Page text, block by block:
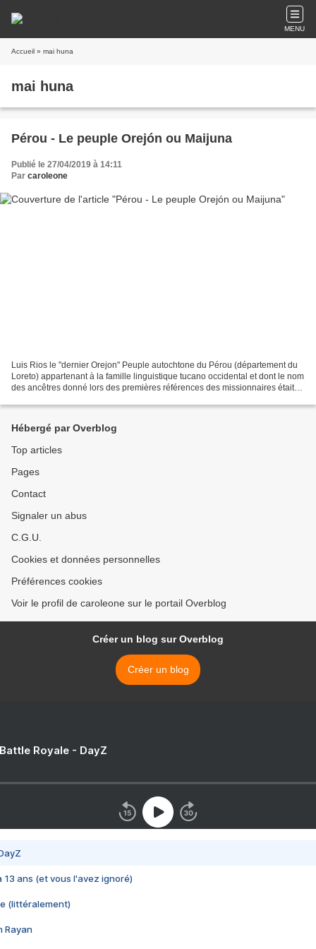
MENU
Accueil » mai huna
mai huna
Pérou - Le peuple Orejón ou Maijuna
Publié le 27/04/2019 à 14:11
Par caroleone
Luis Rios le "dernier Orejon" Peuple autochtone du Pérou (département du
Loreto) appartenant à la famille linguistique tucano occidental et dont le nom
des ancêtres donné lors des premières références des missionnaires était
Hébergé par Overblog
Top articles
Pages
Contact
Signaler un abus
C.G.U.
Cookies et données personnelles
Préférences cookies
Voir le profil de caroleone sur le portail Overblog
Créer un blog sur Overblog
Créer un blog
Royale - DayZ
13 ans (et vous l'avez ignoré)
(littéralement)
Rayan